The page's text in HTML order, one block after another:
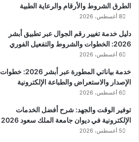
الطرق الشروط والأرقام والرعاية الطبية
8 أغسطس، 2026
دليل خدمة تغيير رقم الجوال عبر تطبيق أبشر
2026: الخطوات والشروط والتفعيل الفوري
6 أغسطس، 2026
خدمة بياناتي المطورة عبر أبشر 2026: خطوات
الإصدار والاستعراض والطباعة الإلكترونية
6 أغسطس، 2026
توفير الوقت والجهد: شرح أفضل الخدمات
الإلكترونية في ديوان جامعة الملك سعود 2026
5 أغسطس، 2026